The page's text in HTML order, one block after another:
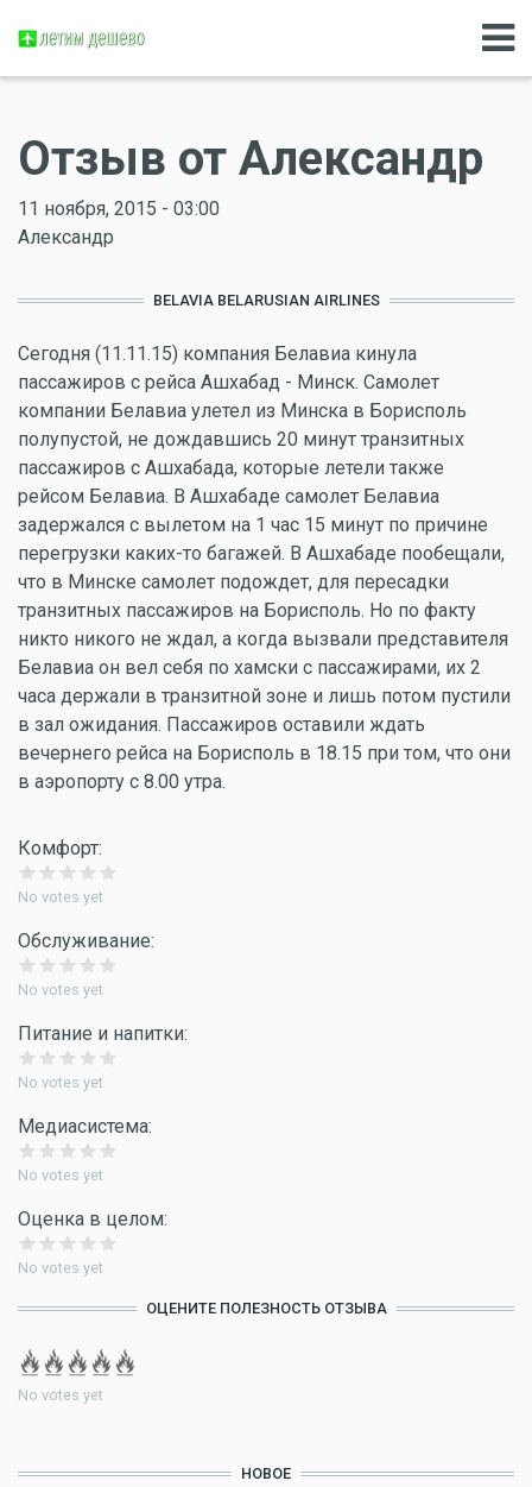
Отзыв от Александр
11 ноября, 2015 - 03:00
Александр
BELAVIA BELARUSIAN AIRLINES
Сегодня (11.11.15) компания Белавиа кинула
пассажиров с рейса Ашхабад - Минск. Самолет
компании Белавиа улетел из Минска в Борисполь
полупустой, не дождавшись 20 минут транзитных
пассажиров с Ашхабада, которые летели также
рейсом Белавиа. В Ашхабаде самолет Белавиа
задержался с вылетом на 1 час 15 минут по причине
перегрузки каких-то багажей. В Ашхабаде пообещали,
что в Минске самолет подождет, для пересадки
транзитных пассажиров на Борисполь. Но по факту
никто никого не ждал, а когда вызвали представителя
Белавиа он вел себя по хамски с пассажирами, их 2
часа держали в транзитной зоне и лишь потом пустили
в зал ожидания. Пассажиров оставили ждать
вечернего рейса на Борисполь в 18.15 при том, что они
в аэропорту с 8.00 утра.
Комфорт:
No votes yet
Обслуживание:
No votes yet
Питание и напитки:
No votes yet
Медиасистема:
No votes yet
Оценка в целом:
No votes yet
ОЦЕНИТЕ ПОЛЕЗНОСТЬ ОТЗЫВА
No votes yet
НОВОЕ